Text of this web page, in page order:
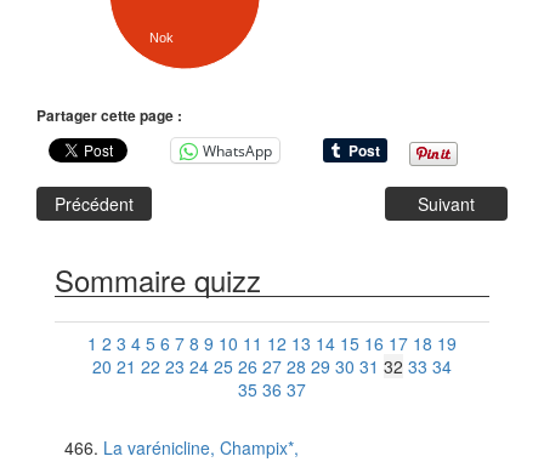
Nok
Partager cette page :
WhatsApp
Précédent Suivant
Sommaire quizz
1 2 3 4 5 6 7 8 9 10 11 12 13 14 15 16 17 18 19
20 21 22 23 24 25 26 27 28 29 30 31 32 33 34
35 36 37
La varénicline, Champix*,